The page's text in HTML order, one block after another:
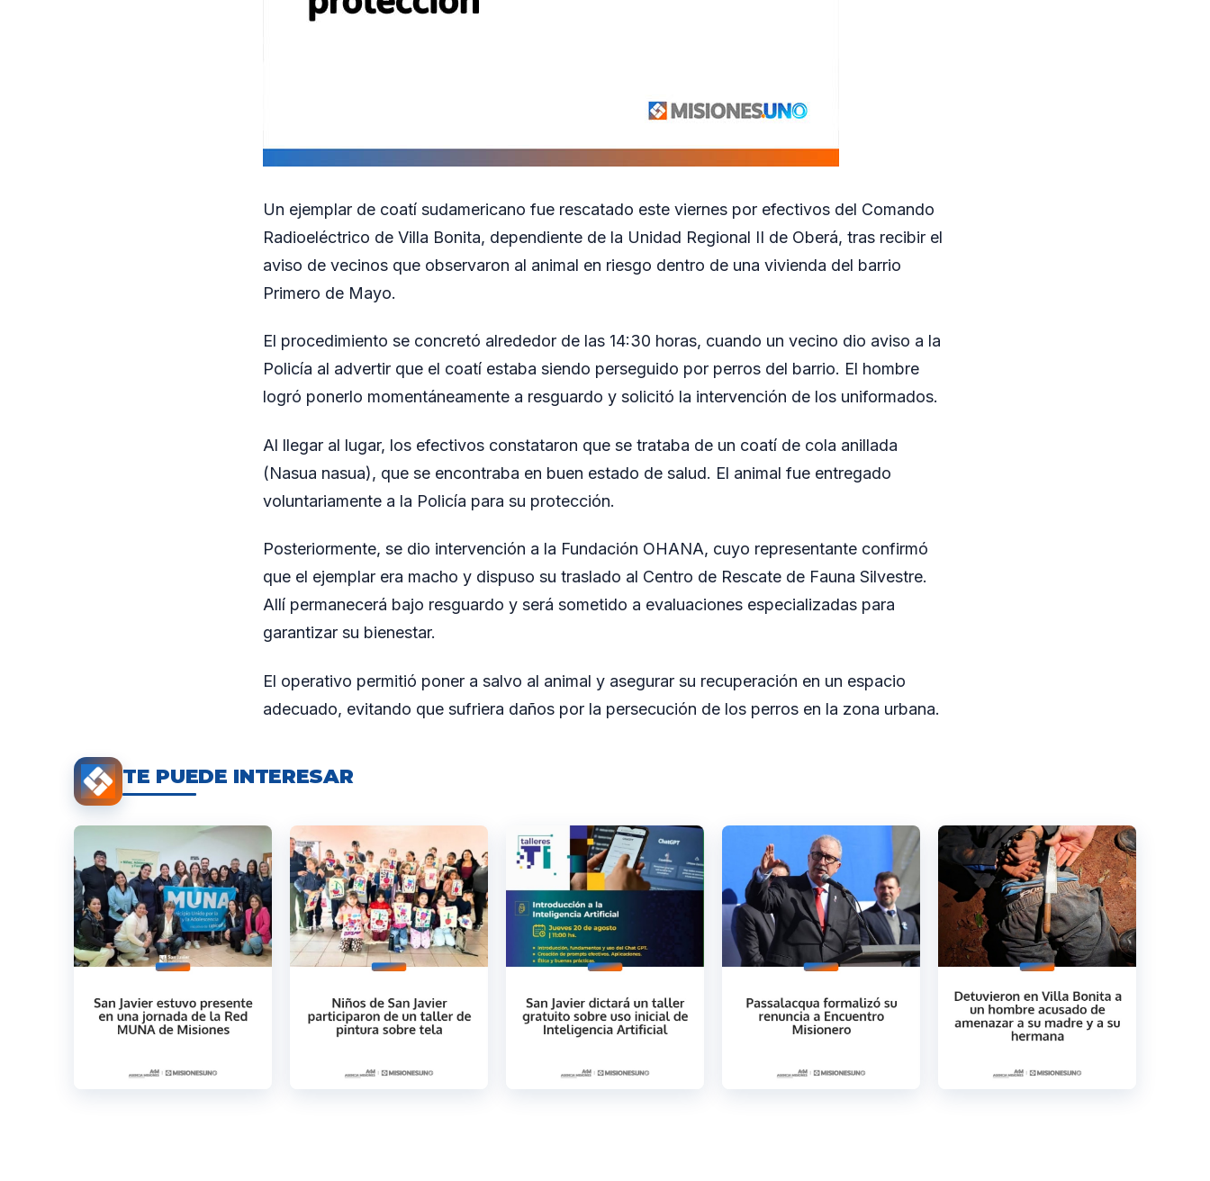
Un ejemplar de coatí sudamericano fue rescatado este viernes por efectivos del Comando
Radioeléctrico de Villa Bonita, dependiente de la Unidad Regional II de Oberá, tras recibir el
aviso de vecinos que observaron al animal en riesgo dentro de una vivienda del barrio
Primero de Mayo.
El procedimiento se concretó alrededor de las 14:30 horas, cuando un vecino dio aviso a la
Policía al advertir que el coatí estaba siendo perseguido por perros del barrio. El hombre
logró ponerlo momentáneamente a resguardo y solicitó la intervención de los uniformados.
Al llegar al lugar, los efectivos constataron que se trataba de un coatí de cola anillada
(Nasua nasua), que se encontraba en buen estado de salud. El animal fue entregado
voluntariamente a la Policía para su protección.
Posteriormente, se dio intervención a la Fundación OHANA, cuyo representante confirmó
que el ejemplar era macho y dispuso su traslado al Centro de Rescate de Fauna Silvestre.
Allí permanecerá bajo resguardo y será sometido a evaluaciones especializadas para
garantizar su bienestar.
El operativo permitió poner a salvo al animal y asegurar su recuperación en un espacio
adecuado, evitando que sufriera daños por la persecución de los perros en la zona urbana.
TE PUEDE INTERESAR